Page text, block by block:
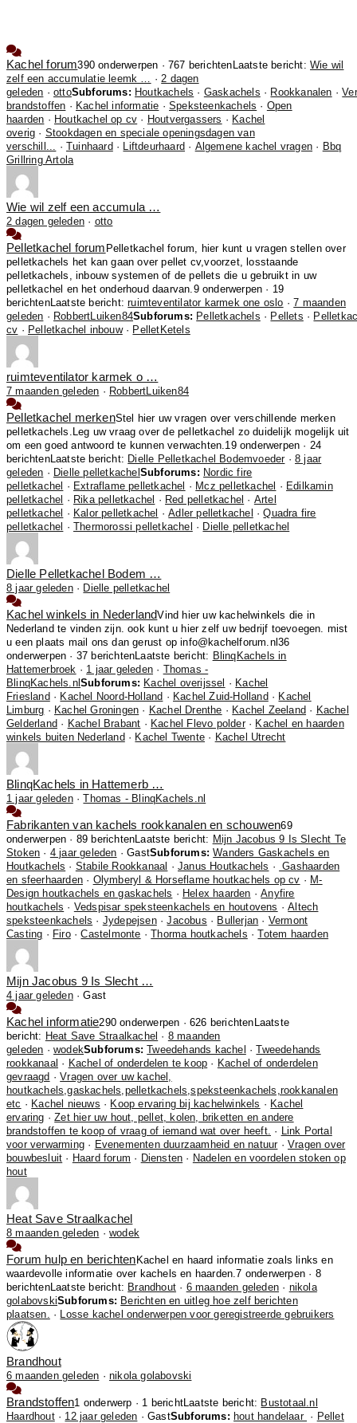
Kachel forum390 onderwerpen · 767 berichten Laatste bericht:Wie wil
zelf een accumulatie leemk …
· 2 dagen
geleden ·ottoSubforums: Houtkachels · Gaskachels · Rookkanalen ·
brandstoffen · Kachel informatie ·Speksteenkachels · Open
haarden · Houtkachel op cv · Houtvergassers · Kachel
overig · Stookdagen en speciale openingsdagen van
verschill...
·Tuinhaard · Liftdeurhaard · Algemene kachel vragen · Bbq
Grillring Artola
Wie wil zelf een accumula …
2 dagen geleden · otto
Pelletkachel forum Pelletkachel forum, hier kunt u vragen stellen over
pelletkachels het kan gaan over pellet cv,voorzet, losstaande
pelletkachels, inbouw systemen of de pellets die u gebruikt in uw
pelletkachel en het onderhoud daarvan. 9 onderwerpen · 19
berichtenLaatste bericht:ruimteventilator karmek one oslo ·7 maanden
geleden · RobbertLuiken84Subforums: Pelletkachels · Pellets ·
cv · Pelletkachel inbouw· PelletKetels
ruimteventilator karmek o …
7 maanden geleden · RobbertLuiken84
Pelletkachel merkenStel hier uw vragen over verschillende merken
pelletkachels.Leg uw vraag over de pelletkachel zo duidelijk mogelijk uit
om een goed antwoord te kunnen verwachten. 19 onderwerpen · 24
berichtenLaatste bericht: Dielle Pelletkachel Bodemvoeder·8 jaar
geleden · Dielle pelletkachel Subforums: Nordic fire
pelletkachel
· Extraflame pelletkachel · Mcz pelletkachel · Edilkamin
pelletkachel
· Rika pelletkachel · Red pelletkachel · Artel
pelletkachel
· Kalor pelletkachel ·Adler pelletkachel ·Quadra fire
pelletkachel
·Thermorossi pelletkachel · Dielle pelletkachel
Dielle Pelletkachel Bodem …
8 jaar geleden· Dielle pelletkachel
Kachel winkels in NederlandVind hier uw kachelwinkels die in
Nederland te vinden zijn. ook kunt u hier zelf uw bedrijf toevoegen. mist
u een plaats mail ons dan gerust op info@kachelforum.nl36
onderwerpen · 37 berichten Laatste bericht: BlinqKachels in
Hattemerbroek · 1 jaar geleden · Thomas -
BlinqKachels.nl Subforums: Kachel overijssel · Kachel
Friesland · Kachel Noord-Holland · Kachel Zuid-Holland · Kachel
Limburg · Kachel Groningen · Kachel Drenthe · Kachel Zeeland · Kachel
Gelderland · Kachel Brabant · Kachel Flevo polder· Kachel en haarden
winkels buiten Nederland · Kachel Twente · Kachel Utrecht
BlinqKachels in Hattemerb …
1 jaar geleden·Thomas - BlinqKachels.nl
Fabrikanten van kachels rookkanalen en schouwen69
onderwerpen · 89 berichten Laatste bericht: Mijn Jacobus 9 Is Slecht Te
Stoken · 4 jaar geleden · GastSubforums: Wanders Gaskachels en
Houtkachels · Stabile Rookkanaal ·Janus Houtkachels ·
Gashaarden
en sfeerhaarden · Olymberyl & Horseflame houtkachels op cv · M-
Design houtkachels en gaskachels · Helex haarden ·Anyfire
houtkachels · Vedspisar speksteenkachels en houtovens ·Altech
speksteenkachels · Jydepejsen·Jacobus · Bullerjan · Vermont
Casting · Firo·Castelmonte ·Thorma houtkachels ·Totem haarden
Mijn Jacobus 9 Is Slecht …
4 jaar geleden·Gast
Kachel informatie290 onderwerpen · 626 berichten Laatste
bericht: Heat Save Straalkachel · 8 maanden
geleden ·wodekSubforums: Tweedehands kachel ·Tweedehands
rookkanaal · Kachel of onderdelen te koop · Kachel of onderdelen
gevraagd ·Vragen over uw kachel,
houtkachels,gaskachels,pelletkachels,speksteenkachels,rookkanalen
etc · Kachel nieuws · Koop ervaring bij kachelwinkels · Kachel
ervaring ·Zet hier uw hout, pellet, kolen, briketten en andere
brandstoffen te koop of vraag of iemand wat over heeft.
·
Link Portal
voor verwarming · Evenementen duurzaamheid en natuur·Vragen over
bouwbesluit · Haard forum · Diensten · Nadelen en voordelen stoken op
hout
Heat Save Straalkachel
8 maanden geleden ·wodek
Forum hulp en berichten Kachel en haard informatie zoals links en
waardevolle informatie over kachels en haarden.7 onderwerpen · 8
berichtenLaatste bericht: Brandhout · 6 maanden geleden · nikola
golabovskiSubforums: Berichten en uitleg hoe zelf berichten
plaatsen.
· Losse kachel onderwerpen voor geregistreerde gebruikers
Brandhout
6 maanden geleden ·nikola golabovski
Brandstoffen1 onderwerp · 1 bericht Laatste bericht: Bustotaal.nl
Haardhout· 12 jaar geleden · GastSubforums: hout handelaar · Pellet